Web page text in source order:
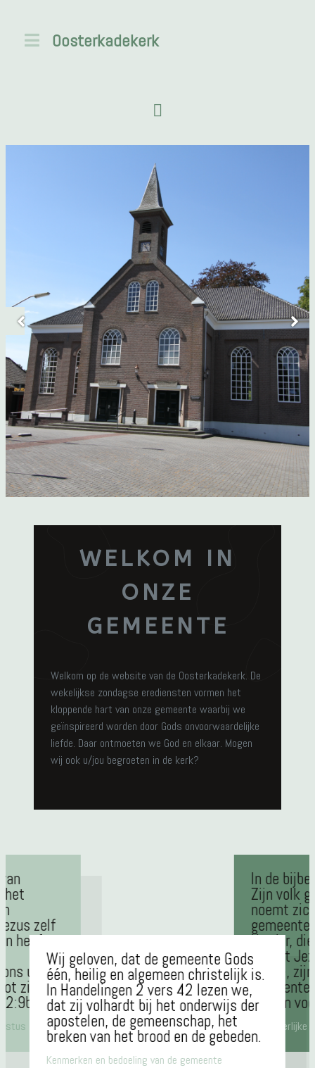
Oosterkadekerk
WELKOM IN
ONZE
GEMEENTE
Welkom op de website van de Oosterkadekerk. De
wekelijkse zondagse erediensten vormen het
kloppende hart van onze gemeente waarbij we
geïnspireerd worden door Gods onvoorwaardelijke
liefde. Daar ontmoeten we God en elkaar. Mogen
wij ook u/jou begroeten in de kerk?
het
zelf
heeft
uit de
zijn
Wij geloven, dat de gemeente Gods
één, heilig en algemeen christelijk is.
In Handelingen 2 vers 42 lezen we,
dat zij volhardt bij het onderwijs der
apostelen, de gemeenschap, het
breken van het brood en de gebeden.
Kenmerken en bedoeling van de gemeente
In de
Zijn volk
noemt
gemeente
Herder,
Omdat
kudde,
dragen
De herderlijke